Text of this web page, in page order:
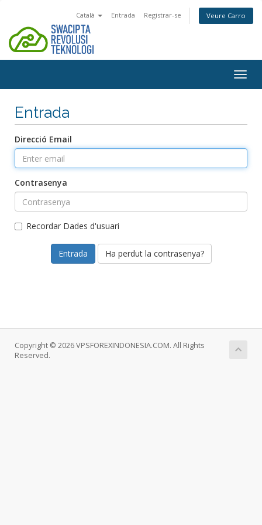
Català Entrada Registrar-se Veure Carro
Entrada
Direcció Email
Contrasenya
Recordar Dades d'usuari
Ha perdut la contrasenya?
Copyright © 2026 VPSFOREXINDONESIA.COM. All Rights
Reserved.